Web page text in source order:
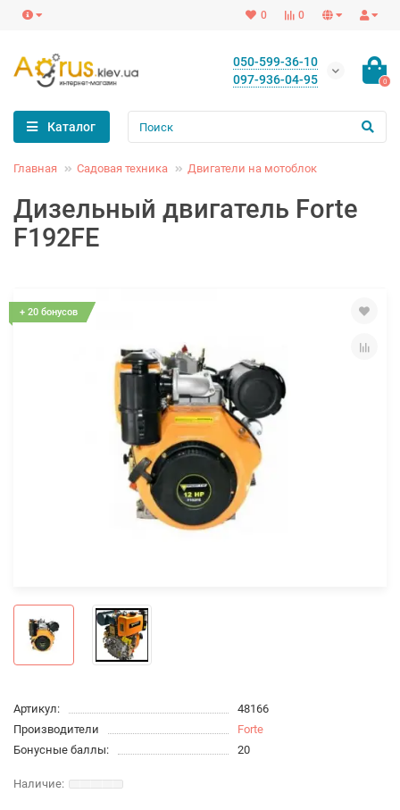
0
0
050-599-36-10
097-936-04-95
0
Каталог
Главная Садовая техника Двигатели на мотоблок
Дизельный двигатель Forte
F192FЕ
+ 20 бонусов
Артикул:
48166
Производители
Forte
Бонусные баллы:
20